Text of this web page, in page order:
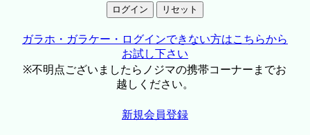
ガラホ・ガラケー・ログインできない方はこちらから
お試し下さい
※不明点ございましたらノジマの携帯コーナーまでお
越しください。
新規会員登録